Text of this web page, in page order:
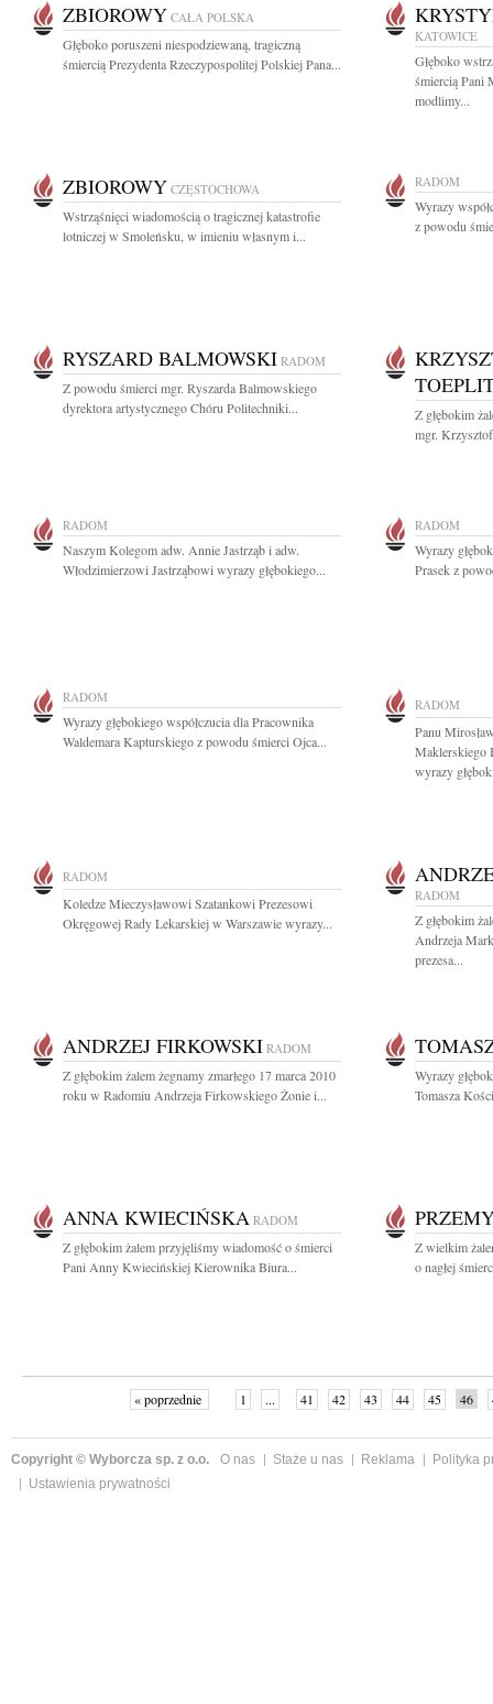
ZBIOROWY CAŁA POLSKA
Głęboko poruszeni niespodziewaną, tragiczną
śmiercią Prezydenta Rzeczypospolitej Polskiej Pana...
KATOWICE
Głęboko
śmiercią Pani
modlimy...
ZBIOROWY CZĘSTOCHOWA
Wstrząśnięci wiadomością o tragicznej katastrofie
lotniczej w Smoleńsku, w imieniu własnym i...
RADOM
Wyrazy
z powodu
RYSZARD BALMOWSKI RADOM
Z powodu śmierci mgr. Ryszarda Balmowskiego
dyrektora artystycznego Chóru Politechniki...
Z głębokim
mgr.
RADOM
Naszym Kolegom adw. Annie Jastrząb i adw.
Włodzimierzowi Jastrząbowi wyrazy głębokiego...
RADOM
Wyrazy
Prasek z
RADOM
Wyrazy głębokiego współczucia dla Pracownika
Waldemara Kapturskiego z powodu śmierci Ojca...
RADOM
Panu
Maklerskiego
wyrazy
RADOM
Koledze Mieczysławowi Szatankowi Prezesowi
Okręgowej Rady Lekarskiej w Warszawie wyrazy...
RADOM
Z głębokim
Andrzeja
prezesa...
ANDRZEJ FIRKOWSKI RADOM
Z głębokim żalem żegnamy zmarłego 17 marca 2010
roku w Radomiu Andrzeja Firkowskiego Żonie i...
Wyrazy
Tomasza
ANNA KWIECIŃSKA RADOM
Z głębokim żalem przyjęliśmy wiadomość o śmierci
Pani Anny Kwiecińskiej Kierownika Biura...
Z wielkim
o nagłej
« poprzednie 1 ... 41 42 43 44 45 46
Copyright © Wyborcza sp. z o.o. O nas Staże u nas Reklama
Polityka
Ustawienia prywatności